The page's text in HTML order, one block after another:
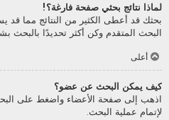
لماذا نتائج بحثي صفحة فارغة؟!
بحثك قد أعطى الكثير من النتائج مما
البحث المتقدم وكن أكثر تحديدًا بالبحث
أعلى
كيف يمكن البحث عن عضو؟
اذهب إلى صفحة الأعضاء واضغط على
لإتمام عملية البحث.